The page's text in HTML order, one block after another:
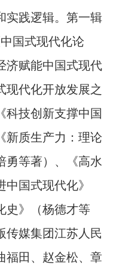
实践逻辑。第一辑
国式现代化论
济赋能中国式现代
现代化开放发展之
科技创新支撑中国
新质生产力：理论
勇等著）、《高水
国式现代化》
史》（杨德才等
传媒集团江苏人民
福田、赵金松、章